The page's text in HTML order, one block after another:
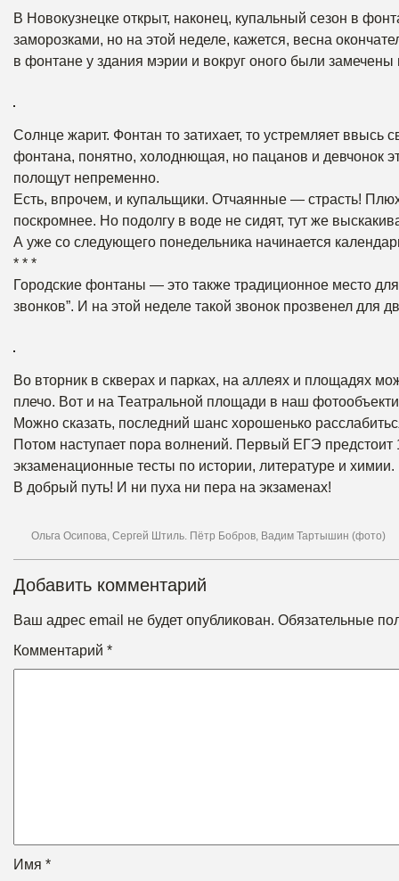
В Новокузнецке открыт, наконец, купальный сезон в
заморозками, но на этой неделе, кажется, весна
в фонтане у здания мэрии и вокруг оного были
Солнце жарит. Фонтан то затихает, то устремляет
фонтана, понятно, холоднющая, но пацанов и девчонок
полощут непременно.
Есть, впрочем, и купальщики. Отчаянные — страсть!
поскромнее. Но подолгу в воде не сидят, тут же
А уже со следующего понедельника начинается
* * *
Городские фонтаны — это также традиционное место
звонков”. И на этой неделе такой звонок прозвенел для
Во вторник в скверах и парках, на аллеях и площадях
плечо. Вот и на Театральной площади в наш
Можно сказать, последний шанс хорошенько
Потом наступает пора волнений. Первый ЕГЭ предстоит
экзаменационные тесты по истории, литературе и химии.
В добрый путь! И ни пуха ни пера на экзаменах!
Ольга Осипова, Сергей Штиль. Пётр Бобров, Вадим Тартышин (фото)
Добавить комментарий
Ваш адрес email не будет опубликован. Обязательные
Комментарий *
Имя *